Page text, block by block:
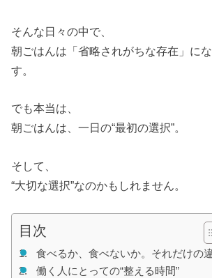
そんな日々の中で、
朝ごはんは「省略されがちな存在」に
す。
でも本当は、
朝ごはんは、一日の“最初の選択”。
そして、
“大切な選択”なのかもしれません。
目次
食べるか、食べないか。それだけの
働く人にとっての“整える時間”